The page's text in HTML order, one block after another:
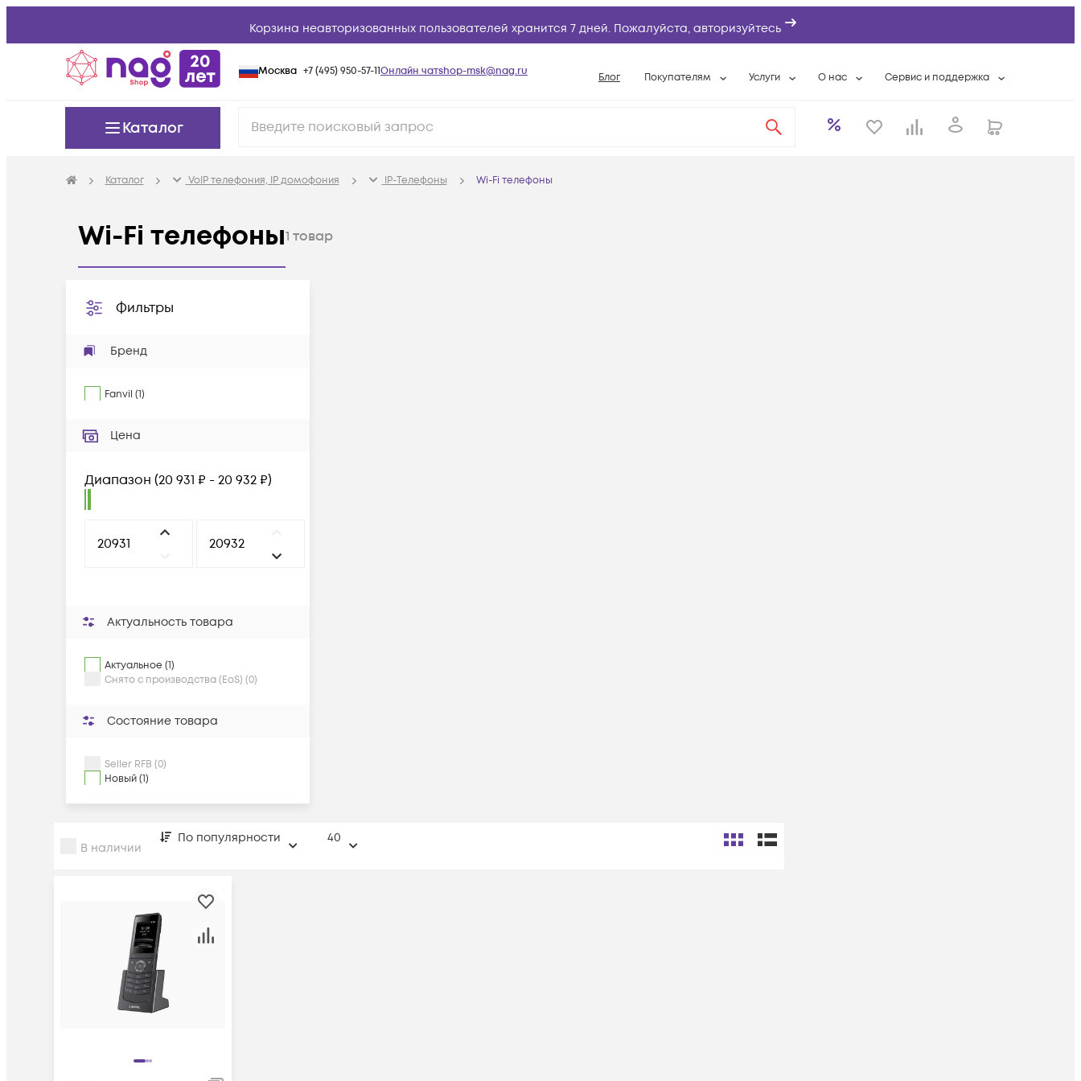
Корзина неавторизованных пользователей хранится 7 дней. Пожалуйста, авторизуйтесь
Москва +7 (495) 950-57-11Онлайн чатshop-msk@nag.ru Блог Покупателям Услуги
Системная интеграция
О нас
Контактная информация
Сервис и поддержка
Контакты сервисных центров
Каталог
Каталог VoIP телефония, IP домофония IP-Телефоны Wi-Fi телефоны
Wi-Fi телефоны1 товар
Фильтры
Бренд
Fanvil (1)
Цена
Диапазон (20 931 ₽ - 20 932 ₽)
Актуальность товара
Актуальное (1)
Снято с производства (EoS) (0)
Состояние товара
Seller RFB (0)
Новый (1)
В наличии
По популярности 40